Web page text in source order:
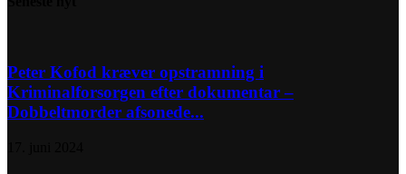
Peter Kofod kræver opstramning i
Kriminalforsorgen efter dokumentar –
Dobbeltmorder afsonede...